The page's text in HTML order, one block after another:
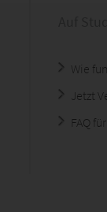
Wie
Jetzt
FAQ